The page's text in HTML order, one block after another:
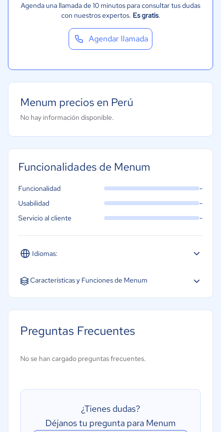
Agenda una llamada de 10 minutos para consultar tus dudas
con nuestros expertos. Es gratis.
Agendar llamada
Menum precios en Perú
No hay información disponible.
Funcionalidades de Menum
Idiomas:
Español
Funcionalidad -
Usabilidad -
Servicio al cliente -
Características y Funciones de Menum
Preguntas Frecuentes
No se han cargado preguntas frecuentes.
¿Tienes dudas?
Déjanos tu pregunta para Menum